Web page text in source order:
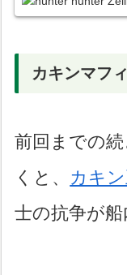
カキンマフ
前回までの
くと、 カキ
士の抗争が船